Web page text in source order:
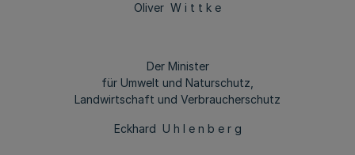
Oliver W i t t k e
Der Minister
für Umwelt und Naturschutz,
Landwirtschaft und Verbraucherschutz
Eckhard U h l e n b e r g